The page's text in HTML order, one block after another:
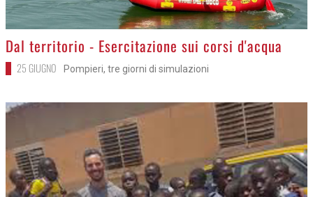
>
Dal territorio - Esercitazione sui corsi d'acqua
25 GIUGNO Pompieri, tre giorni di simulazioni